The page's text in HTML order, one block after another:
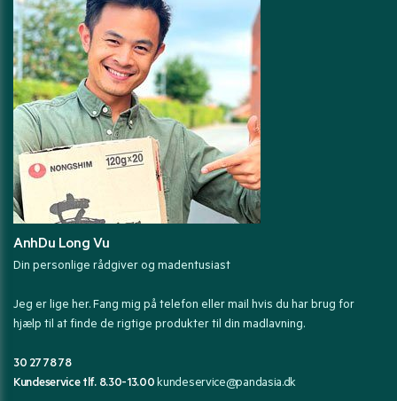
AnhDu Long Vu
Din personlige rådgiver og madentusiast
Jeg er lige her. Fang mig på telefon eller mail hvis du har brug for
hjælp til at finde de rigtige produkter til din madlavning.
30 27 78 78
Kundeservice tlf. 8.30-13.00kundeservice@pandasia.dk